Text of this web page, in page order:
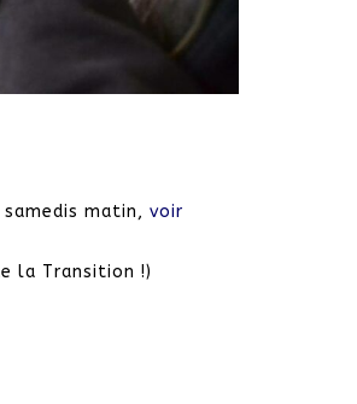
matin, voir
la Transition !)